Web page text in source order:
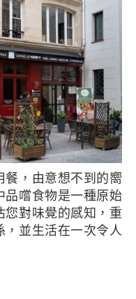
品嚐食物是一種原始
您對味覺的感知，重
並生活在一次令人